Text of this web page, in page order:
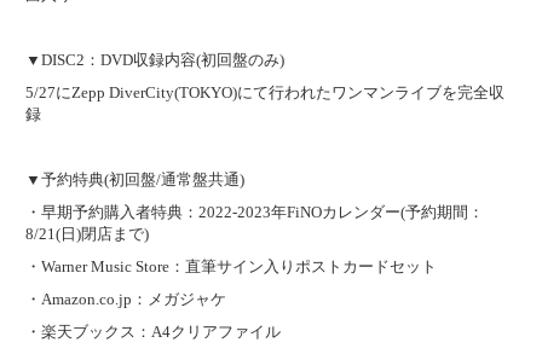
▼DISC2：DVD収録内容(初回盤のみ)
5/27にZepp DiverCity(TOKYO)にて行われたワンマンライブを完全収
録
▼予約特典(初回盤/通常盤共通)
・早期予約購入者特典：2022-2023年FiNOカレンダー(予約期間：
8/21(日)閉店まで)
・Warner Music Store：直筆サイン入りポストカードセット
・Amazon.co.jp：メガジャケ
・楽天ブックス：A4クリアファイル